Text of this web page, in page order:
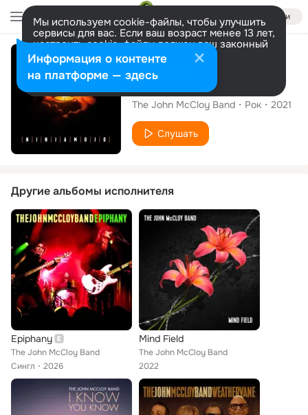
Войти
Мы используем cookie-файлы, чтобы улучшить
сервисы для вас. Если ваш возраст менее 13 лет,
настроить cookie-файлы должен ваш законный
представитель. Больше информации
Разрешить все Настроить
Альбом
Ninja Mojo
The John McCloy Band Рок 2021
Слушать
Другие альбомы исполнителя
Epiphany
The John McCloy Band
Сингл
2026
Mind Field
The John McCloy Band
2022
Информация о контенте
на платформе — здесь